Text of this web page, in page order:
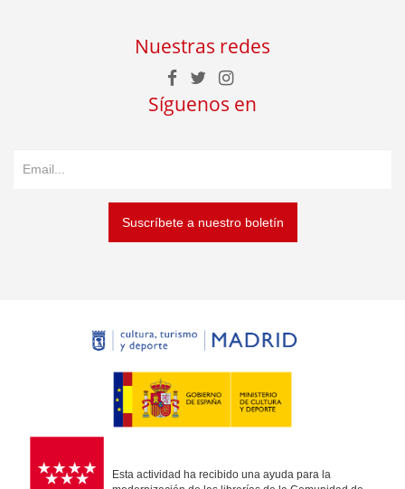
Nuestras redes
Síguenos en
Suscríbete a nuestro boletín
Esta actividad ha recibido una ayuda para la